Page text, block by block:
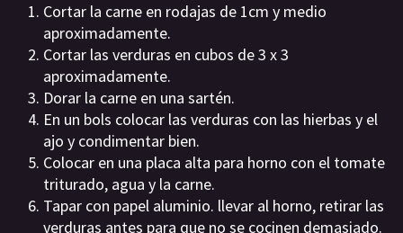
Cortar la carne en rodajas de 1cm y medio
aproximadamente.
Cortar las verduras en cubos de 3 x 3
aproximadamente.
Dorar la carne en una sartén.
En un bols colocar las verduras con las hierbas y el
ajo y condimentar bien.
Colocar en una placa alta para horno con el tomate
triturado, agua y la carne.
Tapar con papel aluminio. llevar al horno, retirar las
verduras antes para que no se cocinen demasiado.